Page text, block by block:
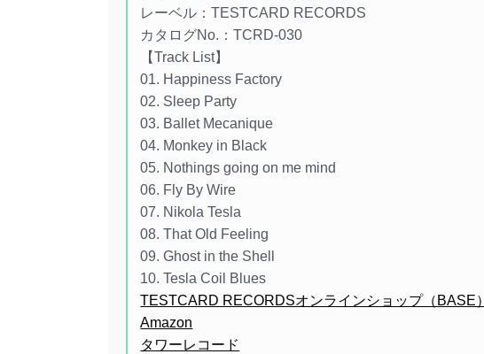
レーベル：TESTCARD RECORDS
カタログNo.：TCRD-030
【Track List】
01. Happiness Factory
02. Sleep Party
03. Ballet Mecanique
04. Monkey in Black
05. Nothings going on me mind
06. Fly By Wire
07. Nikola Tesla
08. That Old Feeling
09. Ghost in the Shell
10. Tesla Coil Blues
TESTCARD RECORDSオンラインショップ（BASE）
Amazon
タワーレコード